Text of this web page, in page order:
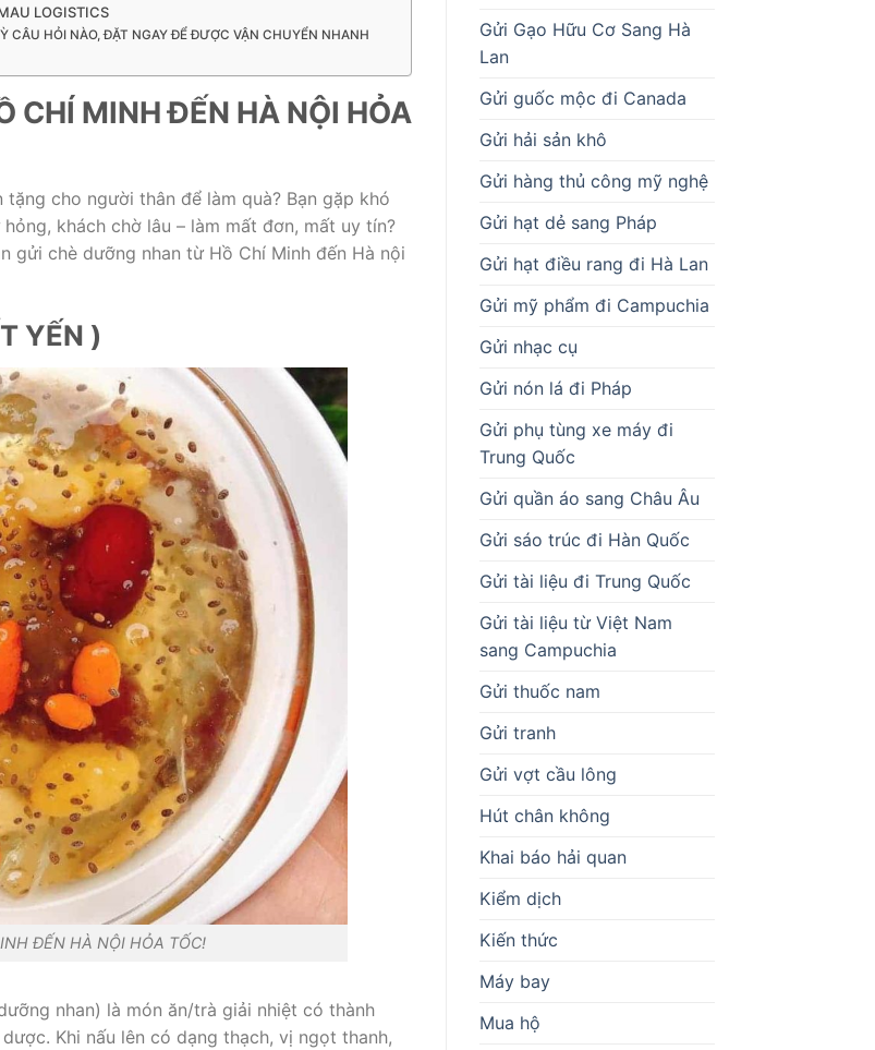
LOGISTICS
CÂU HỎI NÀO, ĐẶT NGAY ĐỂ ĐƯỢC VẬN CHUYỂN NHANH
CHÍ MINH ĐẾN HÀ NỘI HỎA
cho người thân để làm quà? Bạn gặp khó
khách chờ lâu – làm mất đơn, mất uy tín?
chè dưỡng nhan từ Hồ Chí Minh đến Hà nội
YẾN )
ĐẾN HÀ NỘI HỎA TỐC!
nhan) là món ăn/trà giải nhiệt có thành
Khi nấu lên có dạng thạch, vị ngọt thanh,
Gửi Gạo Hữu Cơ Sang Hà
Lan
Gửi guốc mộc đi Canada
Gửi hải sản khô
Gửi hàng thủ công mỹ nghệ
Gửi hạt dẻ sang Pháp
Gửi hạt điều rang đi Hà Lan
Gửi mỹ phẩm đi Campuchia
Gửi nhạc cụ
Gửi nón lá đi Pháp
Gửi phụ tùng xe máy đi
Trung Quốc
Gửi quần áo sang Châu Âu
Gửi sáo trúc đi Hàn Quốc
Gửi tài liệu đi Trung Quốc
Gửi tài liệu từ Việt Nam
sang Campuchia
Gửi thuốc nam
Gửi tranh
Gửi vợt cầu lông
Hút chân không
Khai báo hải quan
Kiểm dịch
Kiến thức
Máy bay
Mua hộ